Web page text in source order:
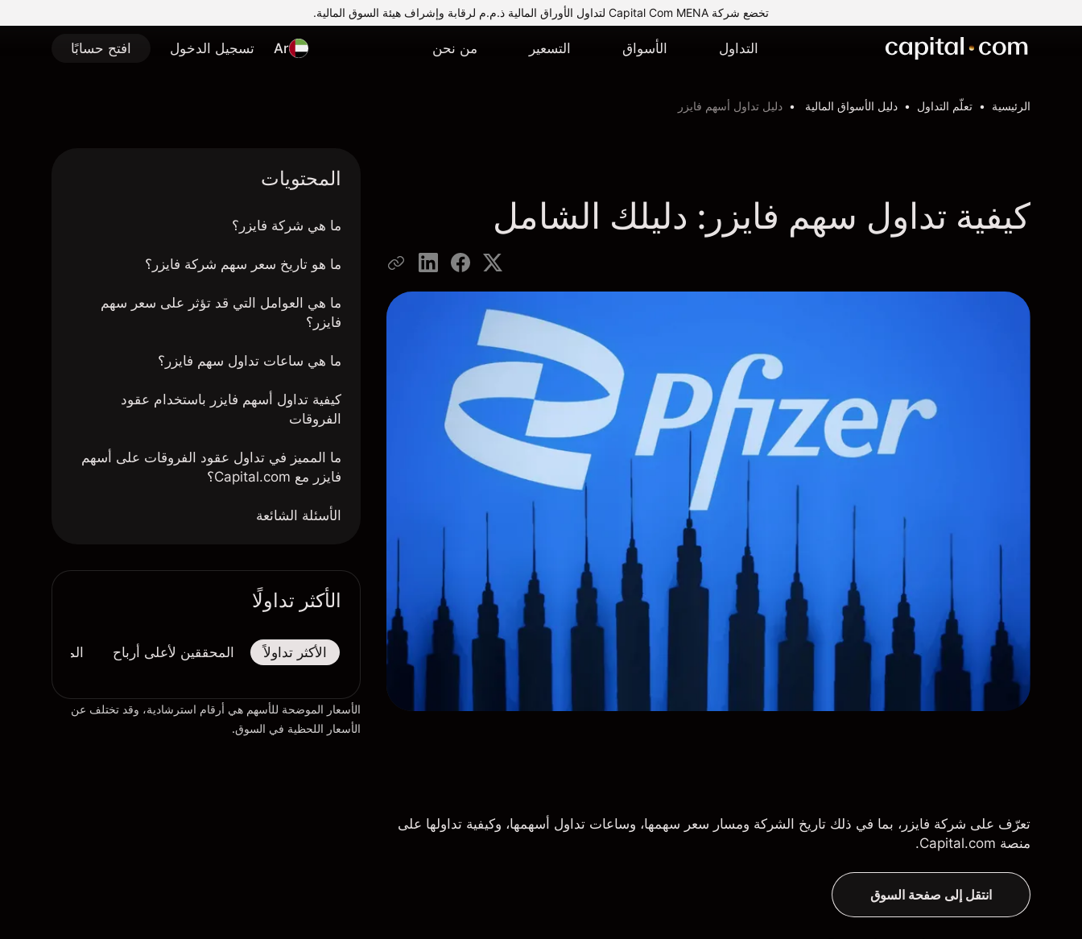
تخضع شركة Capital Com MENA لتداول الأوراق المالية ذ.م.م لرقابة وإشراف هيئة السوق المالية.
التداول الأسواق التسعير من نحن Ar تسجيل الدخول افتح حسابًا
الرئيسية تعلّم التداول دليل الأسواق المالية دليل تداول أسهم فايزر
كيفية تداول سهم فايزر: دليلك الشامل
تعرّف على شركة فايزر، بما في ذلك تاريخ الشركة ومسار سعر سهمها، وساعات تداول أسهمها، وكيفية تداولها على
منصة Capital.com.
انتقل إلى صفحة السوق
المحتويات
ما هي شركة فايزر؟
ما هو تاريخ سعر سهم شركة فايزر؟
ما هي العوامل التي قد تؤثر على سعر سهم
فايزر؟
ما هي ساعات تداول سهم فايزر؟
كيفية تداول أسهم فايزر باستخدام عقود
الفروقات
ما المميز في تداول عقود الفروقات على أسهم
فايزر مع Capital.com؟
الأسئلة الشائعة
الأكثر تداولًا
الأكثر تداولاً المحققين لأعلى أرباح المحققين
الأسعار الموضحة للأسهم هي أرقام استرشادية، وقد تختلف عن
الأسعار اللحظية في السوق.